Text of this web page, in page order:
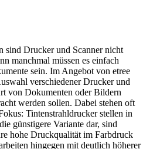
sind Drucker und Scanner nicht
manchmal müssen es einfach
sein. Im Angebot von etree
verschiedener Drucker und
von Dokumenten oder Bildern
werden sollen. Dabei stehen oft
Tintenstrahldrucker stellen in
günstigere Variante dar, sind
hohe Druckqualität im Farbdruck
hingegen mit deutlich höherer